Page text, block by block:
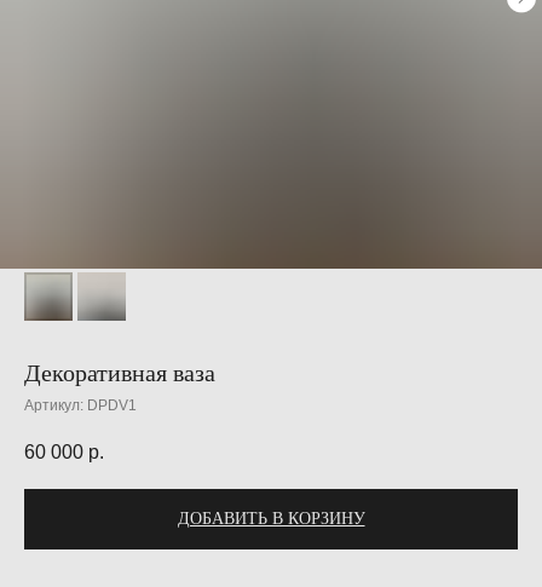
Декоративная ваза
Артикул: DPDV1
60 000 р.
ДОБАВИТЬ В КОРЗИНУ